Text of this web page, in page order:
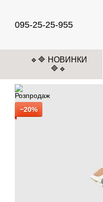
095-25-25-955
🔹🔷 НОВИНКИ
🔷🔹
−20%